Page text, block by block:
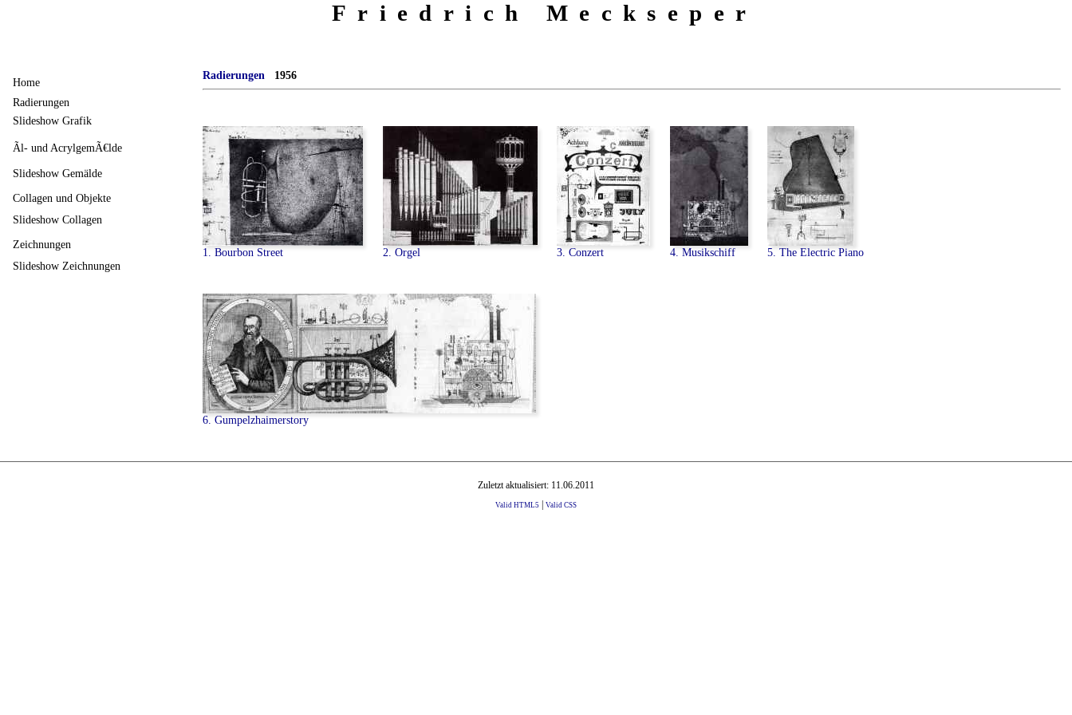
Friedrich Meckseper
Radierungen 1956
1. Bourbon Street 2. Orgel 3. Conzert 4. Musikschiff 5. The Electric Piano
6. Gumpelzhaimerstory
Home
Radierungen
Slideshow Grafik
Ãl- und AcrylgemÃ€lde
Slideshow Gemälde
Collagen und Objekte
Slideshow Collagen
Zeichnungen
Slideshow Zeichnungen
Zuletzt aktualisiert: 11.06.2011
Valid HTML5 Valid CSS